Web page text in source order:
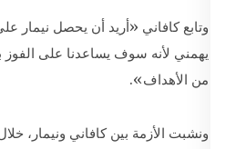
وتابع كافاني «أريد أن يحصل نيمار
يهمني لأنه سوف يساعدنا على الفوز
من الأهداف».
ونشبت الأزمة بين كافاني ونيمار،